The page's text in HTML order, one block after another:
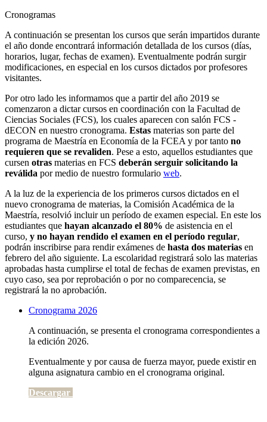
Cronogramas
A continuación se presentan los cursos que serán impartidos durante
el año donde encontrará información detallada de los cursos (días,
horarios, lugar, fechas de examen). Eventualmente podrán surgir
modificaciones, en especial en los cursos dictados por profesores
visitantes.
Por otro lado les informamos que a partir del año 2019 se
comenzaron a dictar cursos en coordinación con la Facultad de
Ciencias Sociales (FCS), los cuales aparecen con salón FCS -
dECON en nuestro cronograma. Estas materias son parte del
programa de Maestría en Economía de la FCEA y por tanto no
requieren que se revaliden. Pese a esto, aquellos estudiantes que
cursen otras materias en FCS deberán serguir solicitando la
reválida por medio de nuestro formulario web.
A la luz de la experiencia de los primeros cursos dictados en el
nuevo cronograma de materias, la Comisión Académica de la
Maestría, resolvió incluir un período de examen especial. En este los
estudiantes que hayan alcanzado el 80% de asistencia en el
curso, y no hayan rendido el examen en el período regular,
podrán inscribirse para rendir exámenes de hasta dos materias en
febrero del año siguiente. La escolaridad registrará solo las materias
aprobadas hasta cumplirse el total de fechas de examen previstas, en
cuyo caso, sea por reprobación o por no comparecencia, se
registrará la no aprobación.
Cronograma 2026
A continuación, se presenta el cronograma correspondientes a
la edición 2026.
Eventualmente y por causa de fuerza mayor, puede existir en
alguna asignatura cambio en el cronograma original.
Descargar